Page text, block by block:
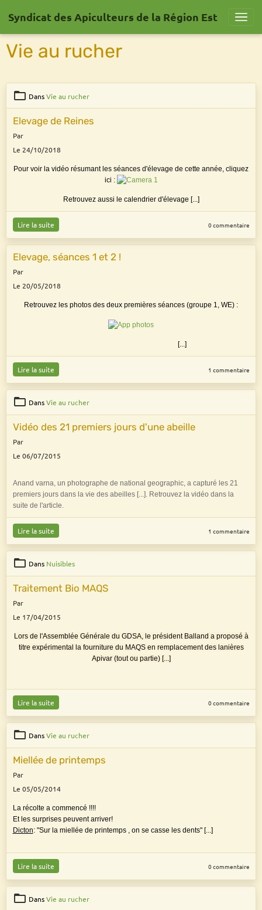
Syndicat des Apiculteurs de la Région Est
Vie au rucher
DansVie au rucher
Elevage de Reines
Par
Le 24/10/2018
Pour voir la vidéo résumant les séances d'élevage de cette année, cliquez
ici :
Retrouvez aussi le calendrier d'élevage [...]
Lire la suite 0 commentaire
Elevage, séances 1 et 2 !
Par
Le 20/05/2018
Retrouvez les photos des deux premières séances (groupe 1, WE) :
[...]
Lire la suite 1 commentaire
DansVie au rucher
Vidéo des 21 premiers jours d'une abeille
Par
Le 06/07/2015
Anand varna, un photographe de national geographic, a capturé les 21
premiers jours dans la vie des abeilles [...]. Retrouvez la vidéo dans la
suite de l'article.
Lire la suite 1 commentaire
Dans Nuisibles
Traitement Bio MAQS
Par
Le 17/04/2015
Lors de l'Assemblée Générale du GDSA, le président Balland a proposé à
titre expérimental la fourniture du MAQS en remplacement des lanières
Apivar (tout ou partie) [...]
Lire la suite 0 commentaire
DansVie au rucher
Miellée de printemps
Par
Le 05/05/2014
La récolte a commencé !!!!
Et les surprises peuvent arriver!
Dicton: "Sur la miellée de printemps , on se casse les dents" [...]
Lire la suite 0 commentaire
DansVie au rucher